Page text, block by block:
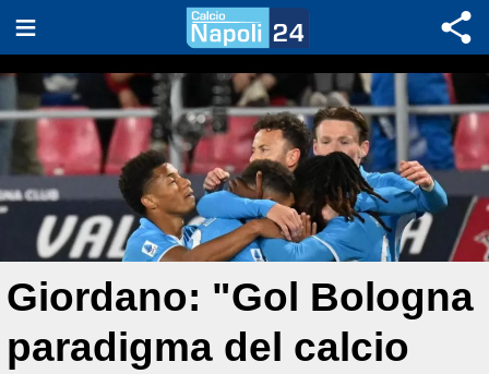
Giordano: "Gol Bologna
paradigma del calcio